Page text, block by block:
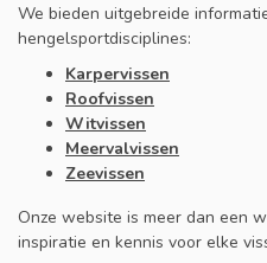
We bieden uitgebreide
hengelsportdisciplines:
Karpervissen
Roofvissen
Witvissen
Meervalvissen
Zeevissen
Onze website is meer dan een
inspiratie en kennis voor elke